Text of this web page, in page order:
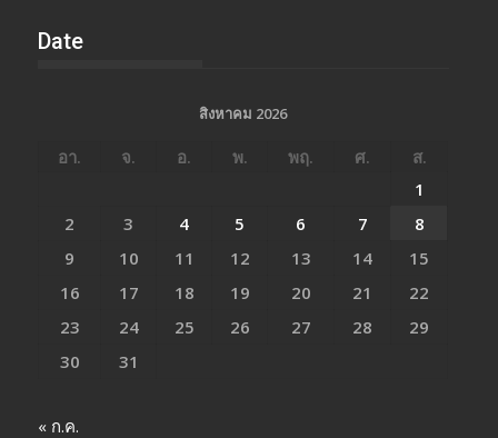
Date
สิงหาคม 2026
อา. จ. อ. พ. พฤ. ศ.
ส.
1
2
3 4 5 6 7
8
9
10 11 12 13 14
15
16
17 18 19 20 21
22
23
24 25 26 27 28
29
30
31
« ก.ค.